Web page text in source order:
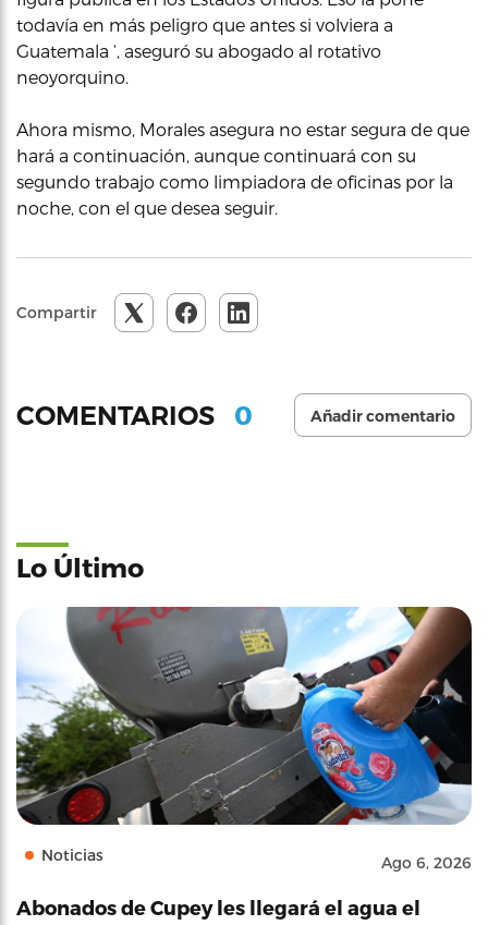
todavía en más peligro que antes si volviera a
Guatemala ‘, aseguró su abogado al rotativo
neoyorquino.
Ahora mismo, Morales asegura no estar segura de que
hará a continuación, aunque continuará con su
segundo trabajo como limpiadora de oficinas por la
noche, con el que desea seguir.
Compartir
COMENTARIOS 0 Añadir comentario
Lo Último
Noticias Ago 6, 2026
Abonados de Cupey les llegará el agua el